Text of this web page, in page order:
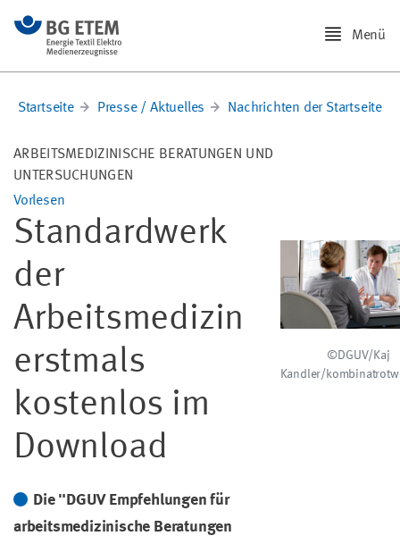
Menü
Startseite Presse / Aktuelles Nachrichten der Startseite
ARBEITSMEDIZINISCHE BERATUNGEN UND
UNTERSUCHUNGEN
Vorlesen
Standardwerk
der
Arbeitsmedizin
erstmals
kostenlos im
Download
Die "DGUV Empfehlungen für
arbeitsmedizinische Beratungen
©DGUV/Kaj
Kandler/